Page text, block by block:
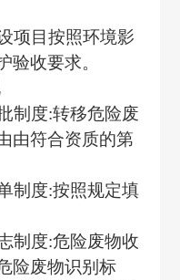
项目按照环境影
验收要求。
制度:转移危险废
由符合资质的第
制度:按照规定填
制度:危险废物收
险废物识别标